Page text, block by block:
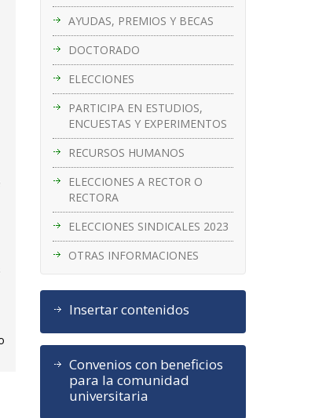
AYUDAS, PREMIOS Y BECAS
DOCTORADO
ELECCIONES
PARTICIPA EN ESTUDIOS,
ENCUESTAS Y EXPERIMENTOS
RECURSOS HUMANOS
ELECCIONES A RECTOR O
RECTORA
ELECCIONES SINDICALES 2023
OTRAS INFORMACIONES
Insertar contenidos
Convenios con beneficios
para la comunidad
universitaria